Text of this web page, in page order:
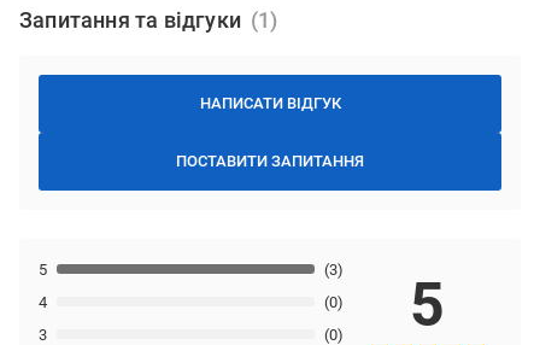
Запитання та відгуки
НАПИСАТИ ВІДГУК
ПОСТАВИТИ ЗАПИТАННЯ
3 (0)
4 (0)
5 (3)
5